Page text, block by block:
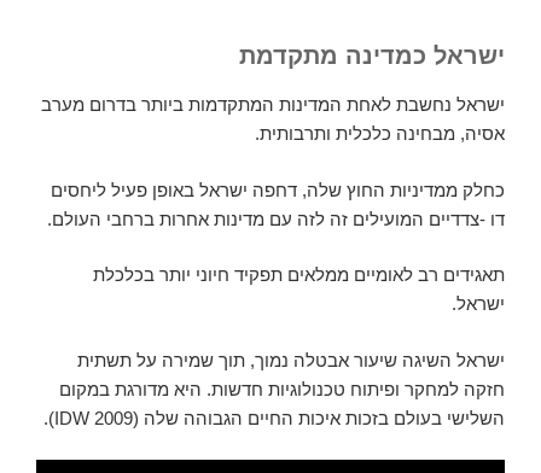
ישראל כמדינה מתקדמת
ישראל נחשבת לאחת המדינות המתקדמות ביותר בדרום מערב
אסיה, מבחינה כלכלית ותרבותית.
כחלק ממדיניות החוץ שלה, דחפה ישראל באופן פעיל ליחסים
דו -צדדיים המועילים זה לזה עם מדינות אחרות ברחבי העולם.
תאגידים רב לאומיים ממלאים תפקיד חיוני יותר בכלכלת
ישראל.
ישראל השיגה שיעור אבטלה נמוך, תוך שמירה על תשתית
חזקה למחקר ופיתוח טכנולוגיות חדשות. היא מדורגת במקום
השלישי בעולם בזכות איכות החיים הגבוהה שלה (IDW 2009).